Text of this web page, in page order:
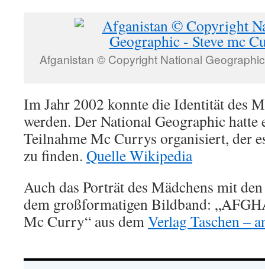
Afganistan © Copyright National
Im Jahr 2002 konnte die Identität des
werden. Der National Geographic
Teilnahme Mc Currys organisiert, der
zu finden. Quelle Wikipedia
Auch das Porträt des Mädchens mit
dem großformatigen Bildband:
Mc Curry“ aus demVerlag Taschen –